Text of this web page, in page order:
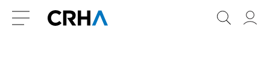
Retour